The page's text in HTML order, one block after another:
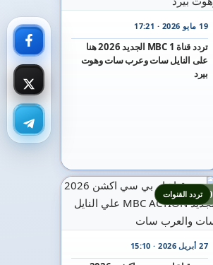
19 مايو 2026 · 17:21
تردد قناة MBC 1 الجديد 2026 هنا
على النايل سات وعرب سات وهوت
بيرد
10
27 أبريل 2026 · 15:10
تردد القنوات